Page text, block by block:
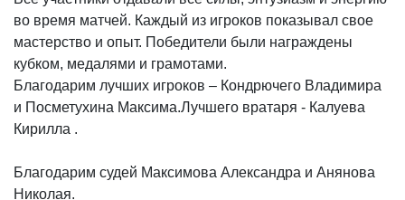
во время матчей. Каждый из игроков показывал свое
мастерство и опыт. Победители были награждены
кубком, медалями и грамотами.
Благодарим лучших игроков – Кондрючего Владимира
и Посметухина Максима.Лучшего вратаря - Калуева
Кирилла .
Благодарим судей Максимова Александра и Анянова
Николая.